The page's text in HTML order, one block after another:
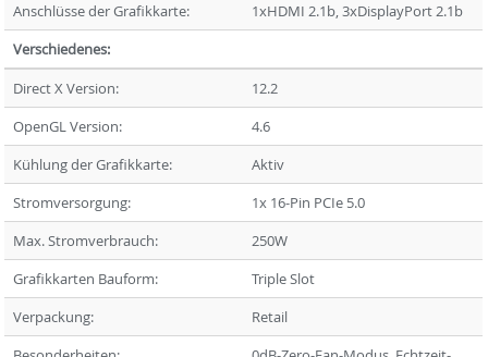
Anschlüsse der Grafikkarte:
1xHDMI 2.1b, 3xDisplayPort 2.1b
Verschiedenes:
Direct X Version:
12.2
OpenGL Version:
4.6
Kühlung der Grafikkarte:
Aktiv
Stromversorgung:
1x 16-Pin PCIe 5.0
Max. Stromverbrauch:
250W
Grafikkarten Bauform:
Triple Slot
Verpackung:
Retail